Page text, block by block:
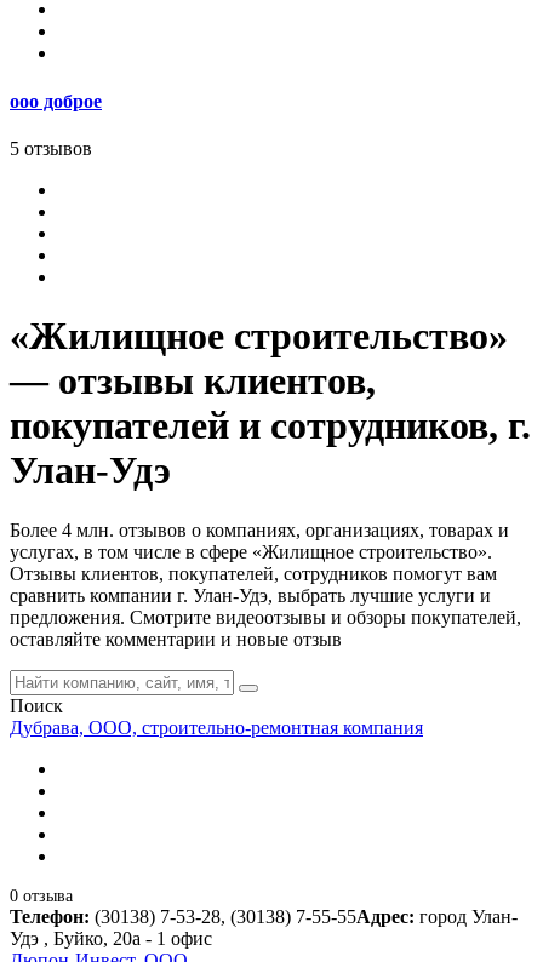
ооо доброе
5 отзывов
«Жилищное строительство»
— отзывы клиентов,
покупателей и сотрудников, г.
Улан-Удэ
Более 4 млн. отзывов о компаниях, организациях, товарах и
услугах, в том числе в сфере «Жилищное строительство».
Отзывы клиентов, покупателей, сотрудников помогут вам
сравнить компании г. Улан-Удэ, выбрать лучшие услуги и
предложения. Смотрите видеоотзывы и обзоры покупателей,
оставляйте комментарии и новые отзыв
Поиск
Дубрава, ООО, строительно-ремонтная компания
0 отзыва
Телефон: (30138) 7-53-28, (30138) 7-55-55Адрес: город Улан-
Удэ , Буйко, 20а - 1 офис